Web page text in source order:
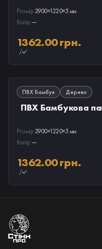
Розмір:2900×1220×5 мм
Колір:—
1362.00 грн.
/м²
В НАЯВНОСТІ
ПВХ Бамбук Дерево
ПВХ Бамбукова
Розмір:2900×1220×5 мм
Колір:—
1362.00 грн.
/м²